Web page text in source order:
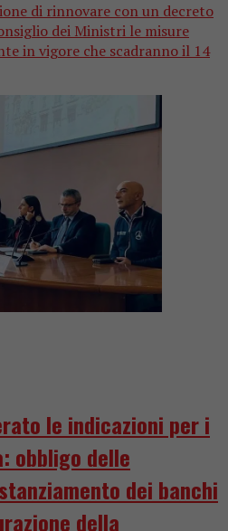
di rinnovare con un decreto
dei Ministri le misure
in vigore che scadranno il 14
le indicazioni per i
obbligo delle
dei banchi
della